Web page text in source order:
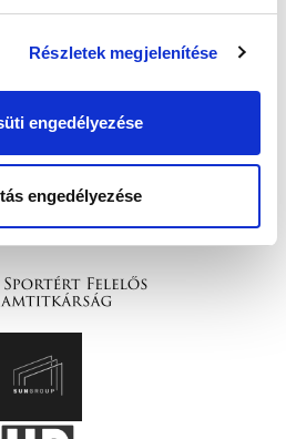
Részletek megjelenítése
engedélyezése
engedélyezése